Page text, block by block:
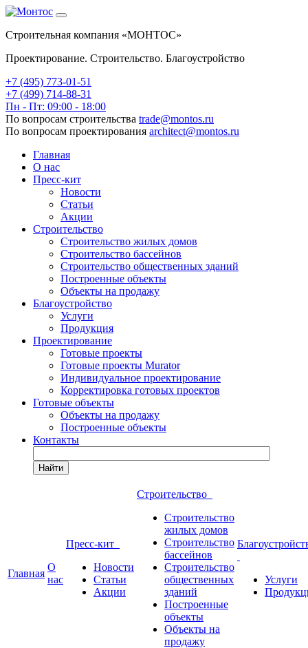
Строительная компания «МОНТОС»
Проектирование. Строительство. Благоустройство
+7 (495) 773-01-51
+7 (499) 714-88-31
Пн - Пт: 09:00 - 18:00
По вопросам строительства trade@montos.ru
По вопросам проектирования architect@montos.ru
Главная
О нас
Пресс-кит
Новости
Статьи
Акции
Строительство
Строительство жилых домов
Строительство бассейнов
Строительство общественных зданий
Построенные объекты
Объекты на продажу
Благоустройство
Услуги
Продукция
Проектирование
Готовые проекты
Готовые проекты Murator
Индивидуальное проектирование
Корректировка готовых проектов
Готовые объекты
Объекты на продажу
Построенные объекты
Контакты
Найти
Главная
О
нас
Пресс-кит
Новости
Статьи
Акции
Строительство
Строительство
жилых домов
Строительство
бассейнов
Строительство
общественных
зданий
Построенные
объекты
Объекты на
продажу
Услуги